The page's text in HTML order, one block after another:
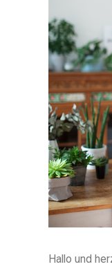
Hallo und